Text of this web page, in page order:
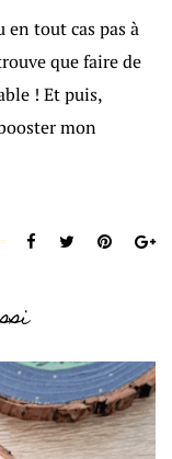
en tout cas pas à
que faire de
! Et puis,
mon